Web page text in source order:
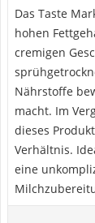
Das ‎Taste
hohen
cremigen
Nährstoffe
macht. Im
dieses
Verhältnis.
eine